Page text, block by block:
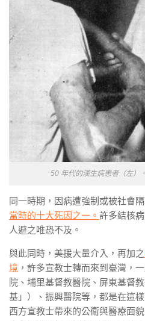
50 年代的漢生病患者（左）
同一時期，因病遭強制或被社會
當時的十大死因之一。 許多結核
人避之唯恐不及。
與此同時，美援大量介入，再加之
境 ，許多宣教士轉而來到臺灣，
院、埔里基督教醫院、屏東基督
基」）、振興醫院等，都是在這
西方宣教士帶來的公衛與醫療面